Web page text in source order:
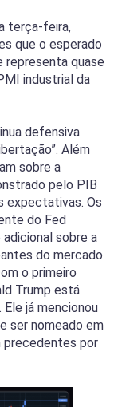
terça-feira,
que o esperado
representa quase
industrial da
defensiva
Além
sobre a
pelo PIB
expectativas. Os
do Fed
sobre a
do mercado
o primeiro
Trump está
já mencionou
ser nomeado em
precedentes por